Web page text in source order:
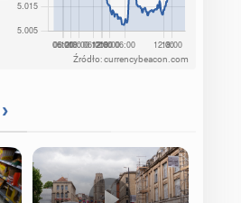
Źródło: currencybeacon.com
›